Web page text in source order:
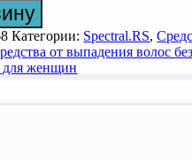
Категории: Spectral.RS,
от выпадения волос
для женщин